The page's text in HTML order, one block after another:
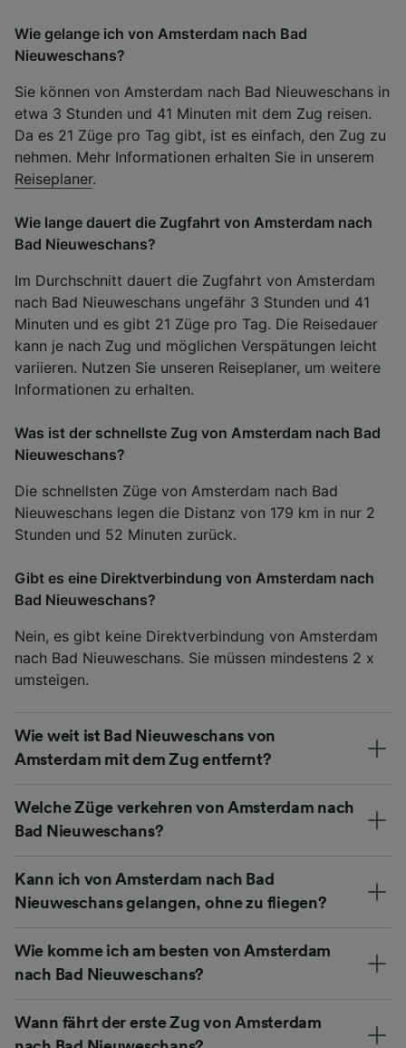
Wie gelange ich von Amsterdam nach Bad
Nieuweschans?
Sie können von Amsterdam nach Bad Nieuweschans in
etwa 3 Stunden und 41 Minuten mit dem Zug reisen.
Da es 21 Züge pro Tag gibt, ist es einfach, den Zug zu
nehmen. Mehr Informationen erhalten Sie in unserem
Reiseplaner.
Wie lange dauert die Zugfahrt von Amsterdam nach
Bad Nieuweschans?
Im Durchschnitt dauert die Zugfahrt von Amsterdam
nach Bad Nieuweschans ungefähr 3 Stunden und 41
Minuten und es gibt 21 Züge pro Tag. Die Reisedauer
kann je nach Zug und möglichen Verspätungen leicht
variieren. Nutzen Sie unseren Reiseplaner, um weitere
Informationen zu erhalten.
Was ist der schnellste Zug von Amsterdam nach Bad
Nieuweschans?
Die schnellsten Züge von Amsterdam nach Bad
Nieuweschans legen die Distanz von 179 km in nur 2
Stunden und 52 Minuten zurück.
Gibt es eine Direktverbindung von Amsterdam nach
Bad Nieuweschans?
Nein, es gibt keine Direktverbindung von Amsterdam
nach Bad Nieuweschans. Sie müssen mindestens 2 x
umsteigen.
Wie weit ist Bad Nieuweschans von
Amsterdam mit dem Zug entfernt?
Welche Züge verkehren von Amsterdam nach
Bad Nieuweschans?
Kann ich von Amsterdam nach Bad
Nieuweschans gelangen, ohne zu fliegen?
Wie komme ich am besten von Amsterdam
nach Bad Nieuweschans?
Wann fährt der erste Zug von Amsterdam